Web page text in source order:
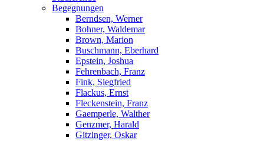
Begegnungen
Berndsen, Werner
Bohner, Waldemar
Brown, Marion
Buschmann, Eberhard
Epstein, Joshua
Fehrenbach, Franz
Fink, Siegfried
Flackus, Ernst
Fleckenstein, Franz
Gaemperle, Walther
Genzmer, Harald
Gitzinger, Oskar